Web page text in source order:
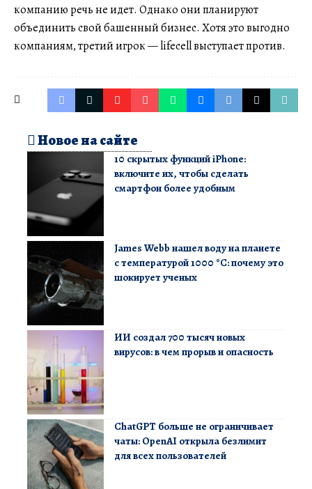
компанию речь не идет. Однако они планируют
объединить свой башенный бизнес. Хотя это выгодно
компаниям, третий игрок — lifecell выступает против.
Новое на сайте
10 скрытых функций iPhone:
включите их, чтобы сделать
смартфон более удобным
James Webb нашел воду на планете
с температурой 1000 °C: почему это
шокирует ученых
ИИ создал 700 тысяч новых
вирусов: в чем прорыв и опасность
ChatGPT больше не ограничивает
чаты: OpenAI открыла безлимит
для всех пользователей